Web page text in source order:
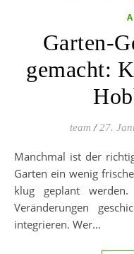
Garten-
gemacht:
team / 27.
Manchmal ist der richtige Zeitpunkt gekommen, um dem
Garten ein wenig
klug geplant
Veränderungen
integrieren. Wer…